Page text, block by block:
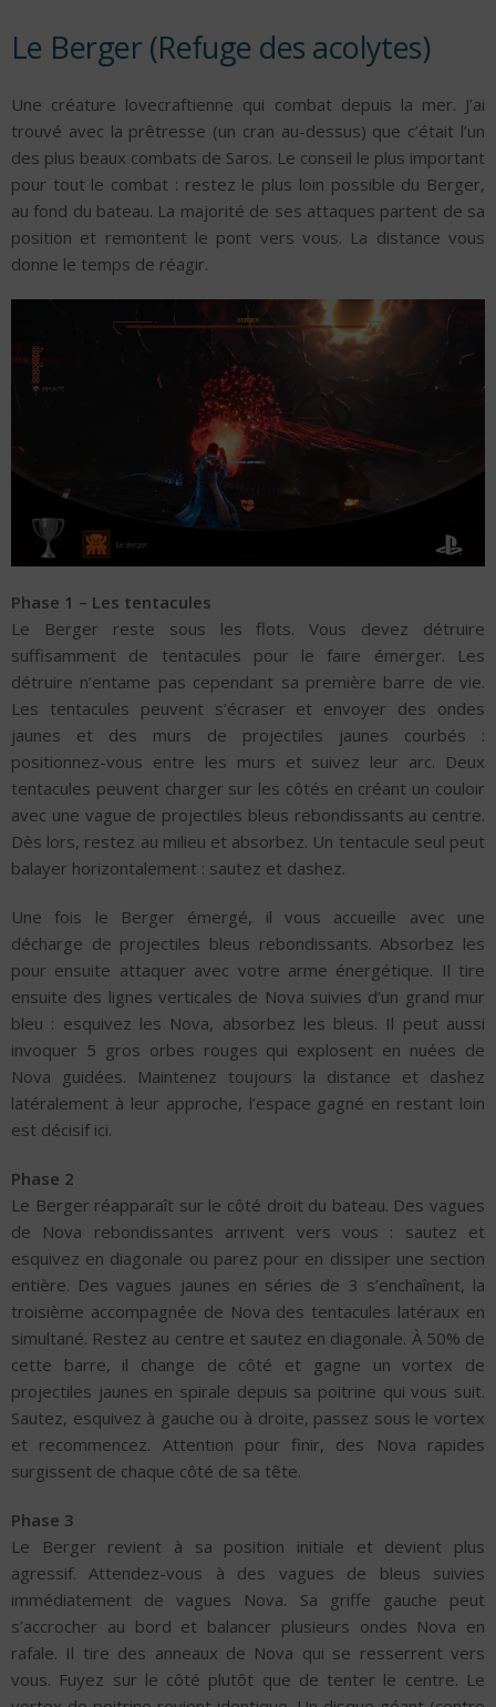
Le Berger (Refuge des acolytes)
Une créature lovecraftienne qui combat depuis la mer. J’ai
trouvé avec la prêtresse (un cran au-dessus) que c’était l’un
des plus beaux combats de Saros. Le conseil le plus important
pour tout le combat : restez le plus loin possible du Berger,
au fond du bateau. La majorité de ses attaques partent de sa
position et remontent le pont vers vous. La distance vous
donne le temps de réagir.
Phase 1 – Les tentacules
Le Berger reste sous les flots. Vous devez détruire
suffisamment de tentacules pour le faire émerger. Les
détruire n’entame pas cependant sa première barre de vie.
Les tentacules peuvent s’écraser et envoyer des ondes
jaunes et des murs de projectiles jaunes courbés :
positionnez-vous entre les murs et suivez leur arc. Deux
tentacules peuvent charger sur les côtés en créant un couloir
avec une vague de projectiles bleus rebondissants au centre.
Dès lors, restez au milieu et absorbez. Un tentacule seul peut
balayer horizontalement : sautez et dashez.
Une fois le Berger émergé, il vous accueille avec une
décharge de projectiles bleus rebondissants. Absorbez les
pour ensuite attaquer avec votre arme énergétique. Il tire
ensuite des lignes verticales de Nova suivies d’un grand mur
bleu : esquivez les Nova, absorbez les bleus. Il peut aussi
invoquer 5 gros orbes rouges qui explosent en nuées de
Nova guidées. Maintenez toujours la distance et dashez
latéralement à leur approche, l’espace gagné en restant loin
est décisif ici.
Phase 2
Le Berger réapparaît sur le côté droit du bateau. Des vagues
de Nova rebondissantes arrivent vers vous : sautez et
esquivez en diagonale ou parez pour en dissiper une section
entière. Des vagues jaunes en séries de 3 s’enchaînent, la
troisième accompagnée de Nova des tentacules latéraux en
simultané. Restez au centre et sautez en diagonale. À 50% de
cette barre, il change de côté et gagne un vortex de
projectiles jaunes en spirale depuis sa poitrine qui vous suit.
Sautez, esquivez à gauche ou à droite, passez sous le vortex
et recommencez. Attention pour finir, des Nova rapides
surgissent de chaque côté de sa tête.
Phase 3
Le Berger revient à sa position initiale et devient plus
agressif. Attendez-vous à des vagues de bleus suivies
immédiatement de vagues Nova. Sa griffe gauche peut
s’accrocher au bord et balancer plusieurs ondes Nova en
rafale. Il tire des anneaux de Nova qui se resserrent vers
vous. Fuyez sur le côté plutôt que de tenter le centre. Le